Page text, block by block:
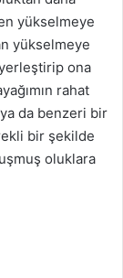
yükselmeye
yükselmeye
ona
rahat
da benzeri bir
bir şekilde
oluklara